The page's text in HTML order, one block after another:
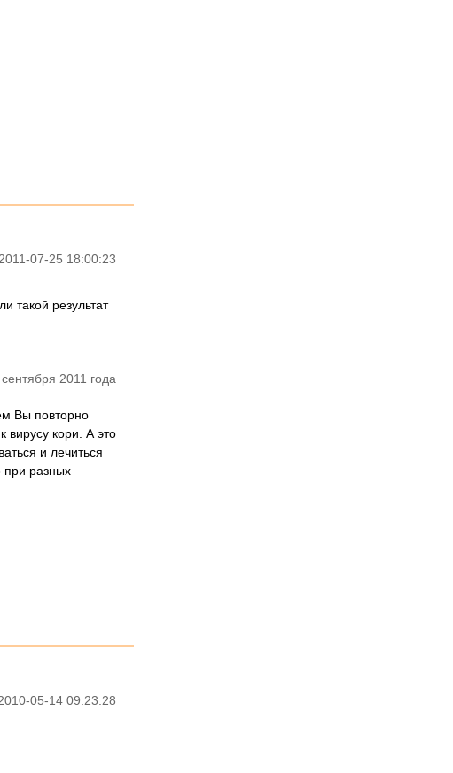
2011-07-25 18:00:23
такой результат
2011 года
Вы повторно
вирусу кори. А это
и лечиться
при разных
05-14 09:23:28